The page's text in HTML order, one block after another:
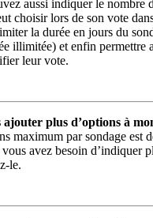
aussi indiquer le nombre
choisir lors de son vote
la durée en jours du
illimitée) et enfin permettre
leur vote.
plus d’options à
maximum par sondage est
avez besoin d’indiquer
le.